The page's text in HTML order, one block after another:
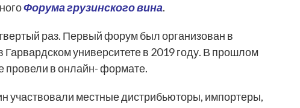
Форума грузинского вина.
раз. Первый форум был организован в
Гарвардском университете в 2019 году. В прошлом
провели в онлайн- формате.
участвовали местные дистрибьюторы, импортеры,